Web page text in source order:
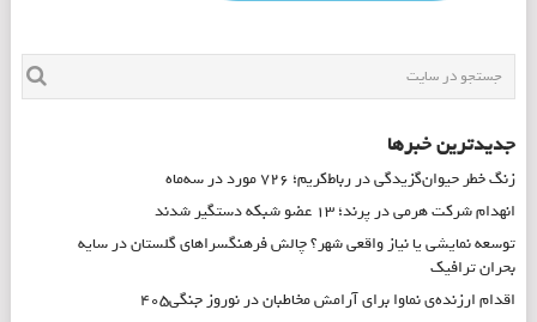
جدیدترین خبرها
زنگ خطر حیوان‌گزیدگی در رباط‌کریم؛ ۷۲۶ مورد در سه‌ماه
انهدام شرکت هرمی در پرند؛ ۱۳ عضو شبکه دستگیر شدند
توسعه نمایشی یا نیاز واقعی شهر؟ چالش فرهنگسراهای گلستان در سایه
بحران ترافیک
اقدام ارزنده‌ی نماوا برای آرامش مخاطبان در نوروز جنگی۴۰۵